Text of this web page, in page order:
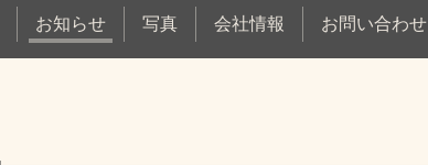
お知らせ 写真 会社情報 お問い合わせ